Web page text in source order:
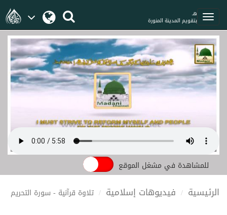
هـ
بتقويم المدينة المنورة
للمشاهدة في مشغل الموقع
الرئيسية فيديوهات إسلامية تلاوة قرآنية - سورة التحريم